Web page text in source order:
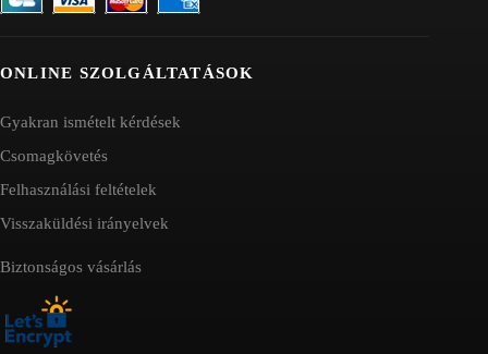
ONLINE SZOLGÁLTATÁSOK
Gyakran ismételt kérdések
Csomagkövetés
Felhasználási feltételek
Visszaküldési irányelvek
Biztonságos vásárlás